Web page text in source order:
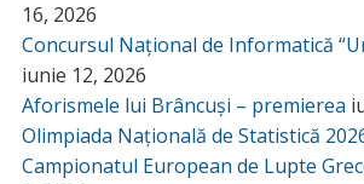
16, 2026
Concursul Național de Informatică
iunie 12, 2026
Aforismele lui Brâncuși – premierea
Olimpiada Națională de Statistică
Campionatul European de Lupte